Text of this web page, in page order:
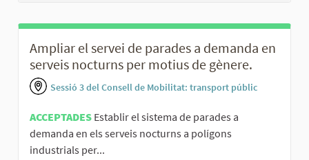
Ampliar el servei de parades a demanda en
serveis nocturns per motius de gènere.
Sessió 3 del Consell de Mobilitat: transport públic
ACCEPTADES Establir el sistema de parades a
demanda en els serveis nocturns a polígons
industrials per...